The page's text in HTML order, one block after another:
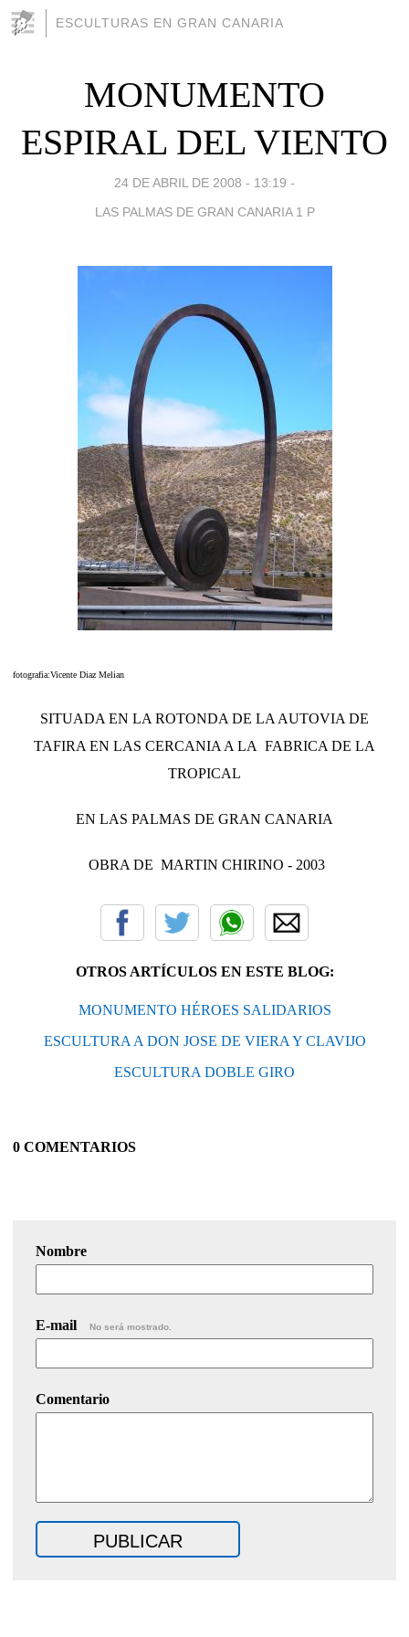
ESCULTURAS EN GRAN CANARIA
MONUMENTO
ESPIRAL DEL VIENTO
24 DE ABRIL DE 2008 - 13:19 -
LAS PALMAS DE GRAN CANARIA 1 P
fotografia:Vicente Diaz Melian
SITUADA EN LA ROTONDA DE LA AUTOVIA DE
TAFIRA EN LAS CERCANIA A LA FABRICA DE LA
TROPICAL
EN LAS PALMAS DE GRAN CANARIA
OBRA DE MARTIN CHIRINO - 2003
OTROS ARTÍCULOS EN ESTE BLOG:
MONUMENTO HÉROES SALIDARIOS
ESCULTURA A DON JOSE DE VIERA Y CLAVIJO
ESCULTURA DOBLE GIRO
0 COMENTARIOS
Nombre
E-mail No será mostrado.
Comentario